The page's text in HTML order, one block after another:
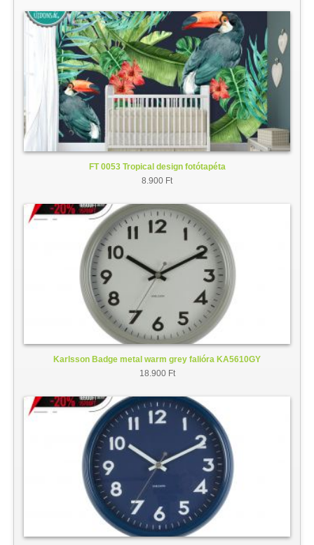
FT 0053 Tropical design fotótapéta
8.900 Ft
Karlsson Badge metal warm grey falióra KA5610GY
18.900 Ft